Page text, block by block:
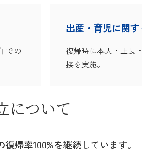
での
出産・育児に関
復帰時に本人・上長
接を実施。
について
帰率100%を継続しています。